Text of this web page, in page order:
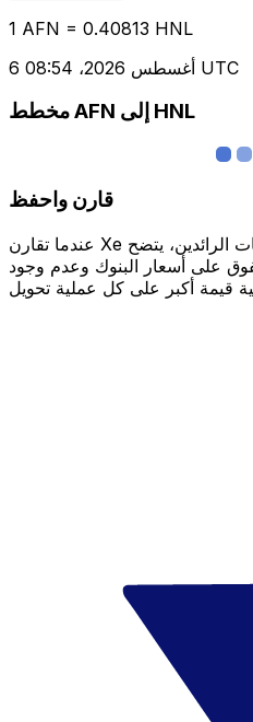
1 AFN = 0.40813 HNL
6 أغسطس 2026، 08:54 UTC
مخطط AFN إلى HNL
قارن واحفظ
عندما تقارن Xe بالبنوك الرائدة ومقدمي الخدمات الرائدين، يتضح
على أسعار البنوك وعدم وجود